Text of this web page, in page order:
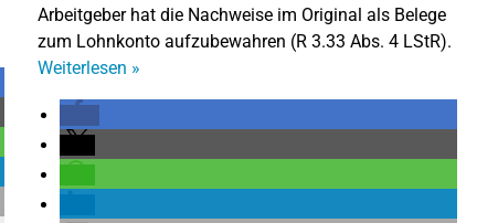
Arbeitgeber hat die Nachweise im Original als Belege
zum Lohnkonto aufzubewahren (R 3.33 Abs. 4 LStR).
Weiterlesen »